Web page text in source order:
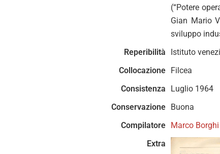
(“Potere
Gian Mario
sviluppo
Reperibilità
Istituto
Collocazione Filcea
Consistenza
Luglio 1964
Conservazione Buona
Compilatore Marco Borghi
Extra